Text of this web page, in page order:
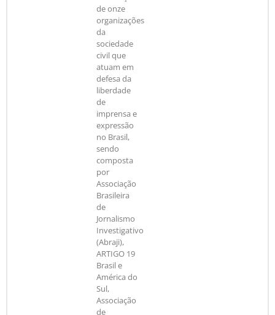
de onze
organizações
da
sociedade
civil que
atuam em
defesa da
liberdade
de
imprensa e
expressão
no Brasil,
sendo
composta
por
Associação
Brasileira
de
Jornalismo
Investigativo
(Abraji),
ARTIGO 19
Brasil e
América do
Sul,
Associação
de